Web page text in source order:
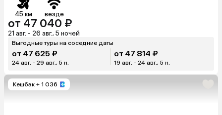
45 км везде
от 47 040 ₽
21 авг. - 26 авг., 5 ночей
Выгодные туры на соседние даты
от 47 625 ₽
24 авг. - 29 авг., 5 н.
от 47 814 ₽
19 авг. - 24 авг., 5 н.
Кешбэк + 1 036